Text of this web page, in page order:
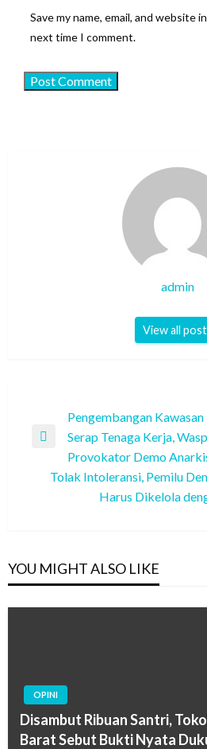
Save my name, email, and website
next time I comment.
admin
View all
navigation
Previous
Pengembangan Kawasan
Serap Tenaga Kerja,
Provokator Demo
Tolak Intoleransi, Pemilu
Harus Dikelola
YOU MIGHT ALSO LIKE
OPINI
Disambut Ribuan Santri,
Barat Sebut Bukti Nyata